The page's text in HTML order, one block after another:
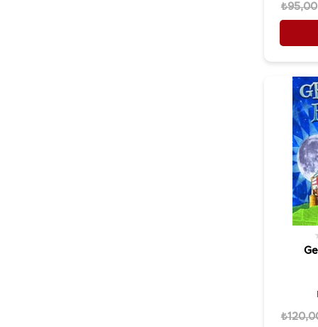
₺95,00